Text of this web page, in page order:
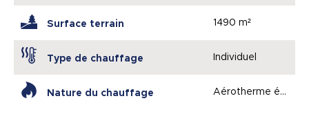
Surface terrain 1490 m²
Type de chauffage Individuel
Nature du chauffage Aérotherme